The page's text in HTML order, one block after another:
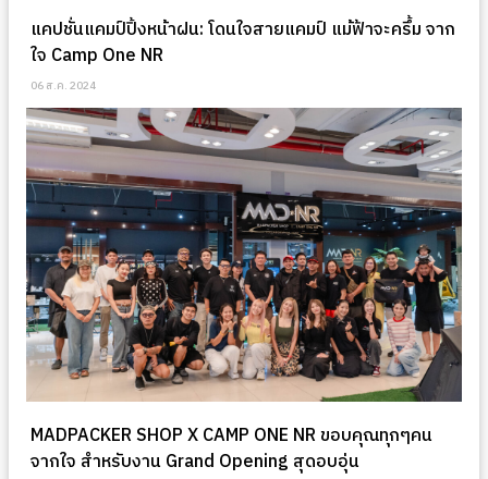
แคปชั่นแคมป์ปิ้งหน้าฝน: โดนใจสายแคมป์ แม้ฟ้าจะครึ้ม จาก
ใจ Camp One NR
06 ส.ค. 2024
MADPACKER SHOP X CAMP ONE NR ขอบคุณทุกๆคน
จากใจ สำหรับงาน Grand Opening สุดอบอุ่น